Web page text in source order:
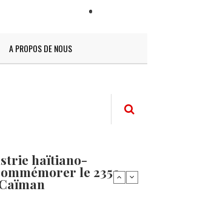
A PROPOS DE NOUS
haïtiano-
le 235e